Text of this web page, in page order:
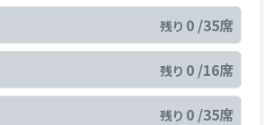
残り 0 /35席
残り 0 /16席
残り 0 /35席